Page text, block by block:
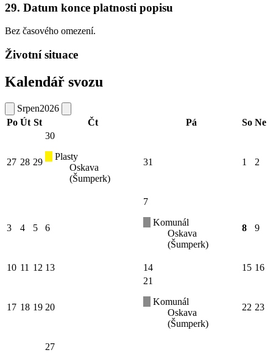
29. Datum konce platnosti popisu
Bez časového omezení.
Životní situace
Kalendář svozu
Srpen2026
Po Út St Čt Pá So Ne
27 28 29
30
Plasty
Oskava
(Šumperk)
31 1 2
3 4 5 6
7
Komunál
Oskava
(Šumperk)
8 9
10 11 12 13 14 15 16
17 18 19 20
21
Komunál
Oskava
(Šumperk)
22 23
27